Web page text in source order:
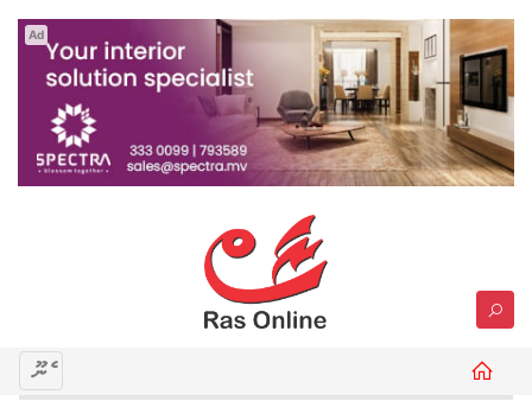
Ad
މެނޫ